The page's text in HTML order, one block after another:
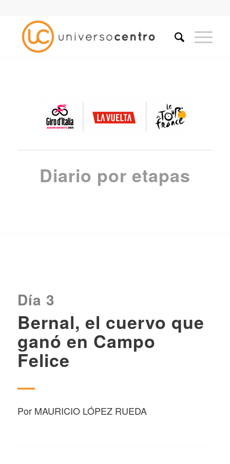
Diario por etapas
Día 3
Bernal, el cuervo que
ganó en Campo
Felice
—
Por MAURICIO LÓPEZ RUEDA